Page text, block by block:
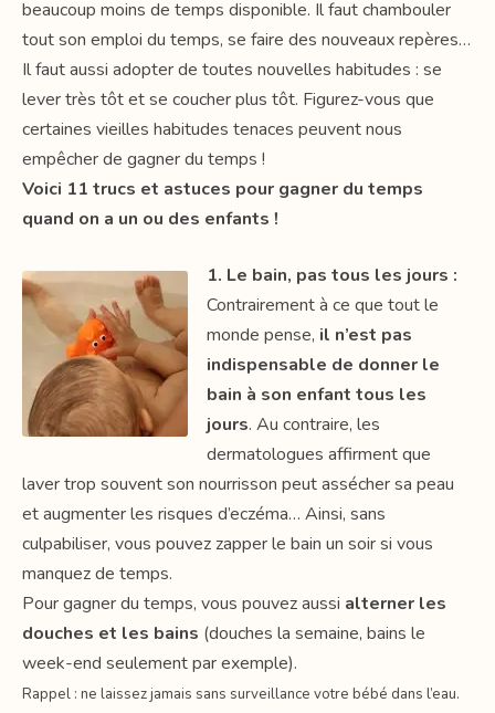
beaucoup moins de temps disponible. Il faut chambouler
tout son emploi du temps, se faire des nouveaux repères…
Il faut aussi adopter de toutes nouvelles habitudes : se
lever très tôt et se coucher plus tôt. Figurez-vous que
certaines vieilles habitudes tenaces peuvent nous
empêcher de gagner du temps !
Voici 11 trucs et astuces pour gagner du temps
quand on a un ou des enfants !
1. Le bain, pas tous les jours :
Contrairement à ce que tout le
monde pense, il n’est pas
indispensable de donner le
bain à son enfant tous les
jours. Au contraire, les
dermatologues affirment que
laver trop souvent son nourrisson peut assécher sa peau
et augmenter les risques d’eczéma… Ainsi, sans
culpabiliser, vous pouvez zapper le bain un soir si vous
manquez de temps.
Pour gagner du temps, vous pouvez aussi alterner les
douches et les bains (douches la semaine, bains le
week-end seulement par exemple).
Rappel : ne laissez jamais sans surveillance votre bébé dans l’eau.